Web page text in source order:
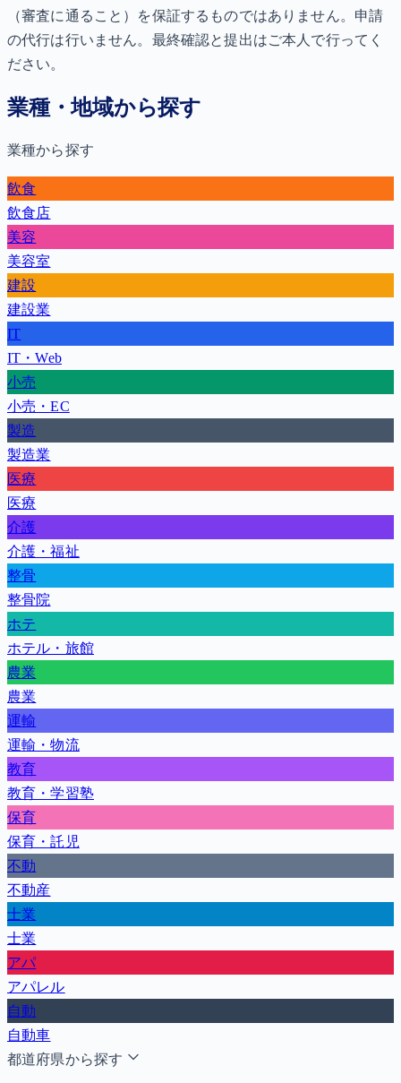
（審査に通ること）を保証するものではありません。申請
の代行は行いません。最終確認と提出はご本人で行ってく
ださい。
業種・地域から探す
業種から探す
飲食
飲食店
美容
美容室
建設
建設業
IT
IT・Web
小売
小売・EC
製造
製造業
医療
医療
介護
介護・福祉
整骨
整骨院
ホテ
ホテル・旅館
農業
農業
運輸
運輸・物流
教育
教育・学習塾
保育
保育・託児
不動
不動産
士業
士業
アパ
アパレル
自動
自動車
都道府県から探す